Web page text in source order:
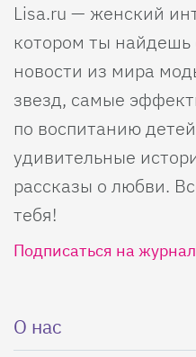
Lisa.ru — женский
котором ты
новости из мира
звезд, самые
по воспитанию
удивительные
рассказы о любви.
тебя!
Подписаться на журнал
О нас